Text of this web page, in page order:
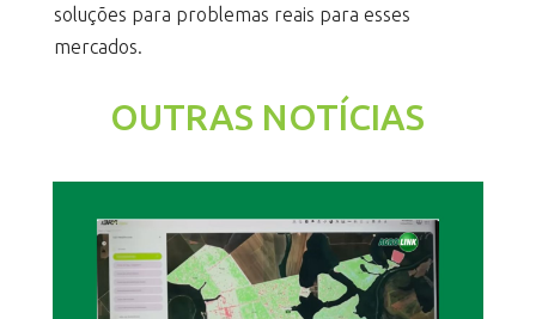
soluções para problemas reais para esses
mercados.
OUTRAS NOTÍCIAS